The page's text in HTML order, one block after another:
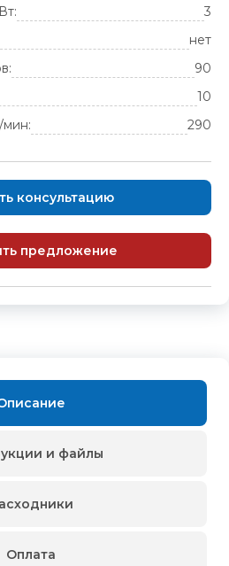
3
нет
90
10
мин:
290
консультацию
предложение
и файлы
Оплата